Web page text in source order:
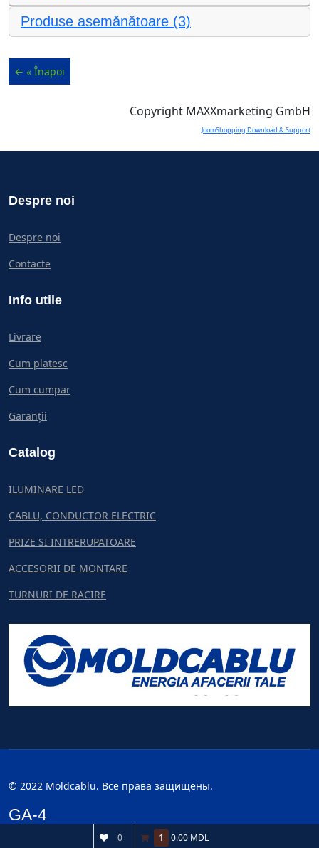
Produse asemănătoare (3)
Copyright MAXXmarketing GmbH
JoomShopping Download & Support
Despre noi
Despre noi
Contacte
Info utile
Livrare
Cum platesc
Cum cumpar
Garanții
Catalog
ILUMINARE LED
CABLU, CONDUCTOR ELECTRIC
PRIZE SI INTRERUPATOARE
ACCESORII DE MONTARE
TURNURI DE RACIRE
© 2022 Moldcablu. Все права защищены.
GA-4
0 1 0.00 MDL